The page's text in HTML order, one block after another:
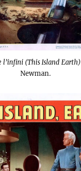
l’infini (This Island Earth)
Newman.